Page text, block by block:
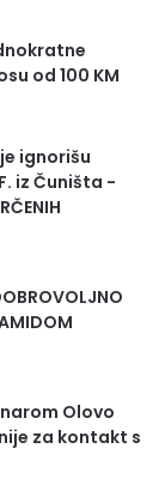
od 100 KM
ignorišu
iz Čuništa -
Olovo
za kontakt s